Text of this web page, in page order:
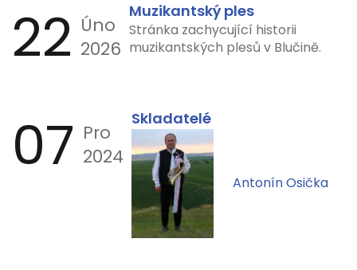
22 Úno
2026
Muzikantský ples
Stránka zachycující historii
muzikantských plesů v Blučině.
07 Pro
2024
Skladatelé
Antonín Osička